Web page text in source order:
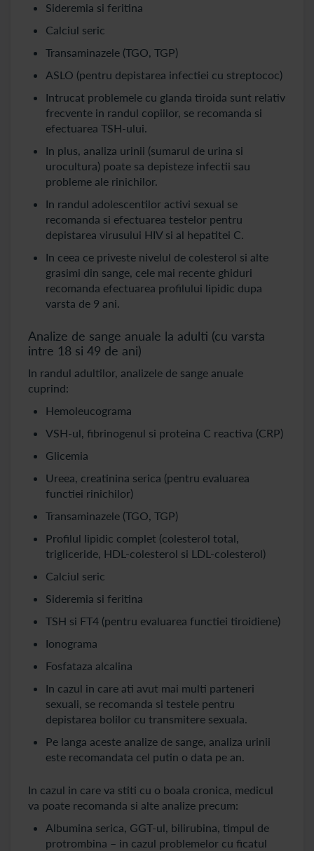
Sideremia si feritina
Calciul seric
Transaminazele (TGO, TGP)
ASLO (pentru depistarea infectiei cu streptococ)
Intrucat problemele cu glanda tiroida sunt relativ
frecvente in randul copiilor, se recomanda si
efectuarea TSH-ului.
In plus, analiza urinii (sumarul de urina si
urocultura) poate sa depisteze infectii sau
probleme ale rinichilor.
In randul adolescentilor activi sexual se
recomanda si efectuarea testelor pentru
depistarea virusului HIV si al hepatitei C.
In ceea ce priveste nivelul de colesterol si alte
grasimi din sange, cele mai recente ghiduri
recomanda efectuarea profilului lipidic dupa
varsta de 9 ani.
Analize de sange anuale la adulti (cu varsta
intre 18 si 49 de ani)
In randul adultilor, analizele de sange anuale
cuprind:
Hemoleucograma
VSH-ul, fibrinogenul si proteina C reactiva (CRP)
Glicemia
Ureea, creatinina serica (pentru evaluarea
functiei rinichilor)
Transaminazele (TGO, TGP)
Profilul lipidic complet (colesterol total,
trigliceride, HDL-colesterol si LDL-colesterol)
Calciul seric
Sideremia si feritina
TSH si FT4 (pentru evaluarea functiei tiroidiene)
Ionograma
Fosfataza alcalina
In cazul in care ati avut mai multi parteneri
sexuali, se recomanda si testele pentru
depistarea bolilor cu transmitere sexuala.
Pe langa aceste analize de sange, analiza urinii
este recomandata cel putin o data pe an.
In cazul in care va stiti cu o boala cronica, medicul
va poate recomanda si alte analize precum:
Albumina serica, GGT-ul, bilirubina, timpul de
protrombina – in cazul problemelor cu ficatul